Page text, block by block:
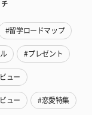
#留学ロードマップ
#プレゼント
ュー
ュー #恋愛特集